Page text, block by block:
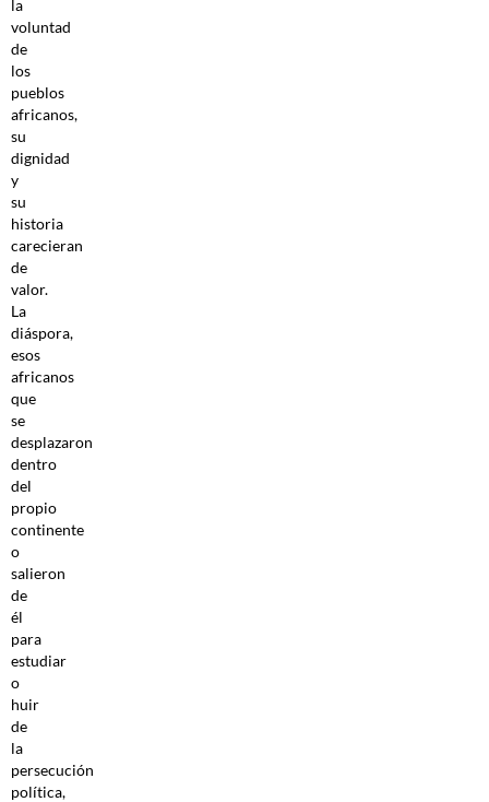
la
voluntad
de
los
pueblos
africanos,
su
dignidad
y
su
historia
carecieran
de
valor.
La
diáspora,
esos
africanos
que
se
desplazaron
dentro
del
propio
continente
o
salieron
de
él
para
estudiar
o
huir
de
la
persecución
política,